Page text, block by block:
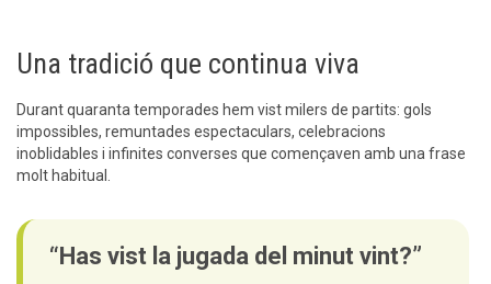
Una tradició que continua viva
Durant quaranta temporades hem vist milers de partits: gols
impossibles, remuntades espectaculars, celebracions
inoblidables i infinites converses que començaven amb una frase
molt habitual.
“Has vist la jugada del minut vint?”